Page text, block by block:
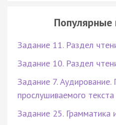
Задание 11. Раздел
Задание 10. Раздел
Задание 7.
прослушиваемого текста
Задание 25. Грамматика